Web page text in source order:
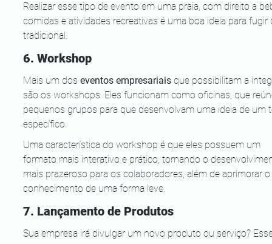
Realizar esse tipo de evento em uma praia, com direito a
comidas e atividades recreativas é uma boa ideia para
tradicional.
6. Workshop
Mais um dos eventos empresariais que possibilitam a
são os workshops. Eles funcionam como oficinas, que
pequenos grupos para que desenvolvam uma ideia de um
específico.
Uma característica do workshop é que eles possuem um
formato mais interativo e prático, tornando o
mais prazeroso para os colaboradores, além de aprimorar o
conhecimento de uma forma leve.
7. Lançamento de Produtos
Sua empresa irá divulgar um novo produto ou serviço?